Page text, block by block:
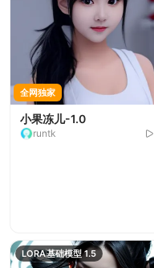
全网独家
小果冻儿-1.0
runtk
LORA基础模型 1.5